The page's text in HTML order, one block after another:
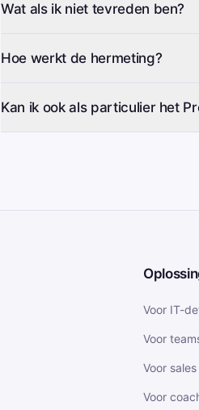
Wat als ik niet tevreden ben?
Hoe werkt de hermeting?
Kan ik ook als particulier het
Voor IT-
Voor
Voor sales
Voor